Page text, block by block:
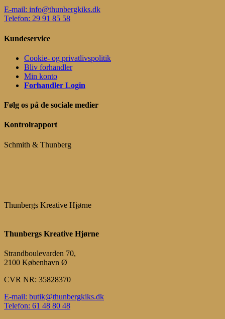
E-mail: info@thunbergkiks.dk
Telefon: 29 91 85 58
Kundeservice
Cookie- og privatlivspolitik
Bliv forhandler
Min konto
Forhandler Login
Følg os på de sociale medier
Kontrolrapport
Schmith & Thunberg
Thunbergs Kreative Hjørne
Thunbergs Kreative Hjørne
Strandboulevarden 70,
2100 København Ø
CVR NR: 35828370
E-mail: butik@thunbergkiks.dk
Telefon: 61 48 80 48